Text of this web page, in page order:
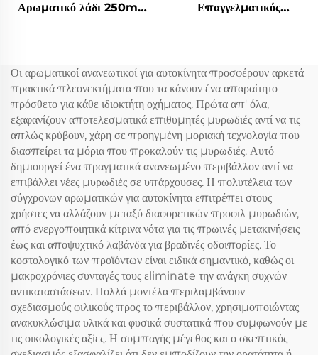
Αρωματικό λάδι 250ml
Επαγγελματικός
Οι αρωματικοί ανανεωτικοί για αυτοκίνητα προσφέρουν αρκετά
πρακτικά πλεονεκτήματα που τα κάνουν ένα απαραίτητο
πρόσθετο για κάθε ιδιοκτήτη οχήματος. Πρώτα απ' όλα,
εξαφανίζουν αποτελεσματικά επιθυμητές μυρωδιές αντί να τις
απλώς κρύβουν, χάρη σε προηγμένη μοριακή τεχνολογία που
διασπείρει τα μόρια που προκαλούν τις μυρωδιές. Αυτό
δημιουργεί ένα πραγματικά ανανεωμένο περιβάλλον αντί να
επιβάλλει νέες μυρωδιές σε υπάρχουσες. Η πολυτέλεια των
σύγχρονων αρωματικών για αυτοκίνητα επιτρέπει στους
χρήστες να αλλάζουν μεταξύ διαφορετικών προφιλ μυρωδιών,
από ενεργοποιητικά κίτρινα νότα για τις πρωινές μετακινήσεις
έως και αποψυχτικό λαβάνδα για βραδινές οδοιπορίες. Το
κοστολογικό των προϊόντων είναι ειδικά σημαντικό, καθώς οι
μακροχρόνιες συνταγές τους εliminate την ανάγκη συχνών
αντικαταστάσεων. Πολλά μοντέλα περιλαμβάνουν
σχεδιασμούς φιλικούς προς το περιβάλλον, χρησιμοποιώντας
ανακυκλώσιμα υλικά και φυσικά συστατικά που συμφωνούν με
τις οικολογικές αξίες. Η συμπαγής μέγεθος και ο σκεπτικός